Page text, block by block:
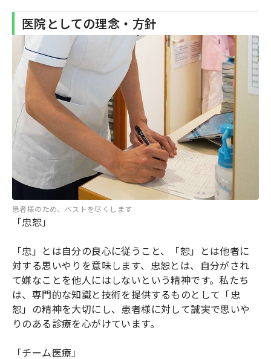
医院としての理念・方針
患者様のため、ベストを尽くします
「忠恕」
「忠」とは自分の良心に従うこと、「恕」とは他者に
対する思いやりを意味します、忠恕とは、自分がされ
て嫌なことを他人にはしないという精神です。私たち
は、専門的な知識と技術を提供するものとして「忠
恕」の精神を大切にし、患者様に対して誠実で思いや
りのある診療を心がけています。
「チーム医療」